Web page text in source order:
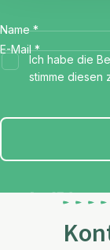
Name *
E-Mail *
Ich habe die
stimme diesen